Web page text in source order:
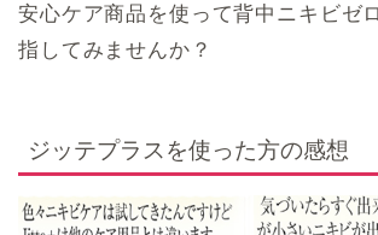
安心ケア商品を使って背中ニキビゼ
指してみませんか？
ジッテプラスを使った方の感想